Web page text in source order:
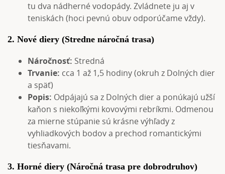
tu dva nádherné vodopády. Zvládnete ju aj v
teniskách (hoci pevnú obuv odporúčame vždy).
2. Nové diery (Stredne náročná trasa)
Náročnosť: Stredná
Trvanie: cca 1 až 1,5 hodiny (okruh z Dolných dier
a späť)
Popis: Odpájajú sa z Dolných dier a ponúkajú užší
kaňon s niekoľkými kovovými rebríkmi. Odmenou
za mierne stúpanie sú krásne výhľady z
vyhliadkových bodov a prechod romantickými
tiesňavami.
3. Horné diery (Náročná trasa pre dobrodruhov)